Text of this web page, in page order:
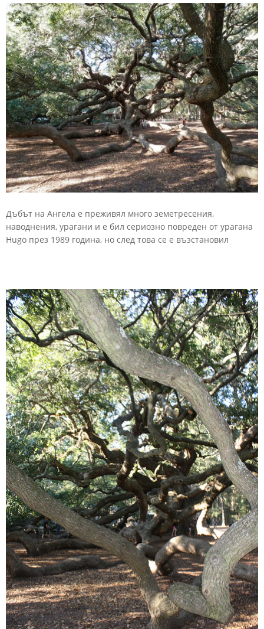
Дъбът на Ангела е преживял много земетресения,
наводнения, урагани и е бил сериозно повреден от урагана
Hugo през 1989 година, но след това се е възстановил